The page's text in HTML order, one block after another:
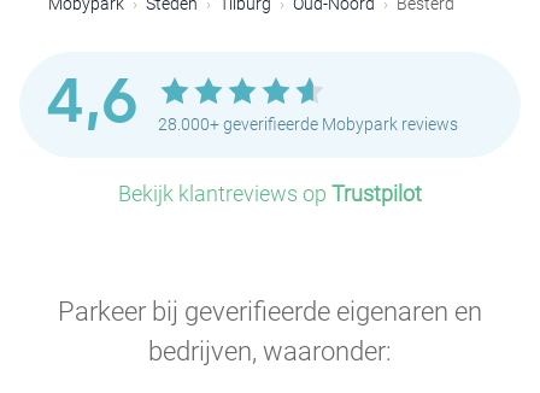
4,6 28.000+ geverifieerde Mobypark reviews
Bekijk klantreviews op Trustpilot
Parkeer bij geverifieerde eigenaren en
bedrijven, waaronder: